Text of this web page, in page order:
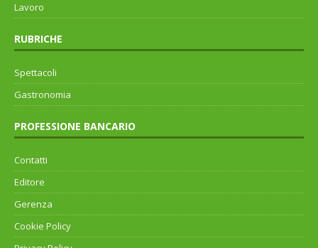
Lavoro
RUBRICHE
Spettacoli
Gastronomia
PROFESSIONE BANCARIO
Contatti
Editore
Gerenza
Cookie Policy